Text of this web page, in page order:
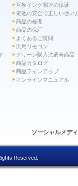
互換インク関連の保証
電池の安全で正しい使い
商品の修理
商品の保証
よくあるご質問
汎用リモコン
グリーン購入法適合商品
商品カタログ
商品ラインアップ
オンラインマニュアル
ソーシャルメデ
Reserved.